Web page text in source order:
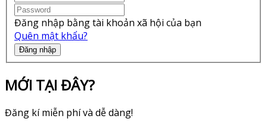
Đăng nhập bằng tài khoản xã hội của bạn
Quên mật khẩu?
Đăng nhập
MỚI TẠI ĐÂY?
Đăng kí miễn phí và dễ dàng!